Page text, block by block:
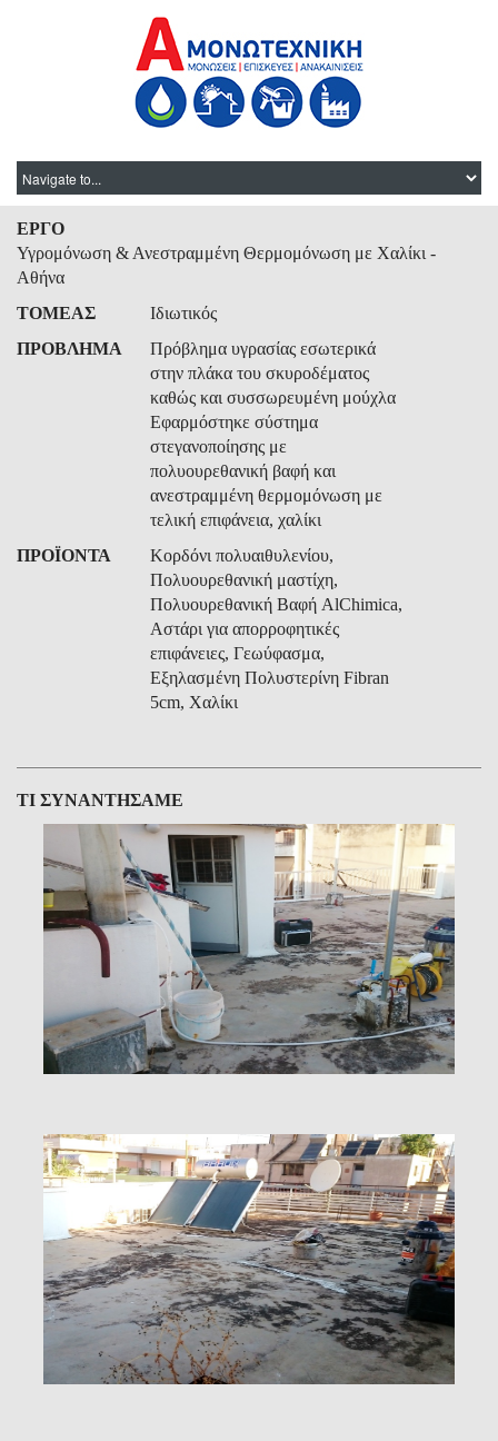
ΕΡΓΟ
Υγρομόνωση & Ανεστραμμένη Θερμομόνωση με Χαλίκι -
Αθήνα
ΤΟΜΕΑΣ
Ιδιωτικός
ΠΡΟΒΛΗΜΑ
Πρόβλημα υγρασίας εσωτερικά
στην πλάκα του σκυροδέματος
καθώς και συσσωρευμένη μούχλα
Εφαρμόστηκε σύστημα
στεγανοποίησης με
πολυουρεθανική βαφή και
ανεστραμμένη θερμομόνωση με
τελική επιφάνεια, χαλίκι
ΠΡΟΪΟΝΤΑ
Κορδόνι πολυαιθυλενίου,
Πολυουρεθανική μαστίχη,
Πολυουρεθανική Βαφή AlChimica,
Αστάρι για απορροφητικές
επιφάνειες, Γεωύφασμα,
Εξηλασμένη Πολυστερίνη Fibran
5cm, Χαλίκι
ΤΙ ΣΥΝΑΝΤΗΣΑΜΕ